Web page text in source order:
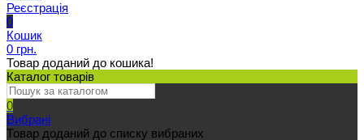
Реєстрація
0
Кошик
0 грн.
Товар доданий до кошика!
Каталог товарів
0
Вибрані
Товар доданий до списку вибраних